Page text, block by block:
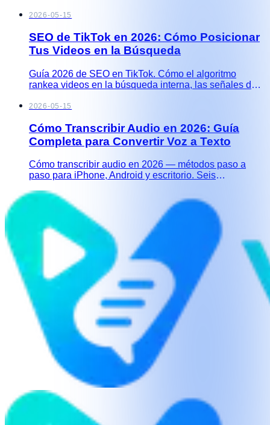
nichos, la caída de los bailes, y cómo detectar el
2026-05-15
SEO de TikTok en 2026: Cómo Posicionar
Tus Videos en la Búsqueda
Guía 2026 de SEO en TikTok. Cómo el algoritmo
rankea videos en la búsqueda interna, las señales de
estrategia de hashtags, y las ocho optimizaciones que
2026-05-15
Cómo Transcribir Audio en 2026: Guía
Completa para Convertir Voz a Texto
Cómo transcribir audio en 2026 — métodos paso a
paso para iPhone, Android y escritorio. Seis
Error Rate, más una guía de privacidad y precisión.